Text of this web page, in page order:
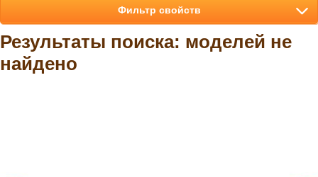
Результаты поиска: моделей не
найдено
Фильтр свойств